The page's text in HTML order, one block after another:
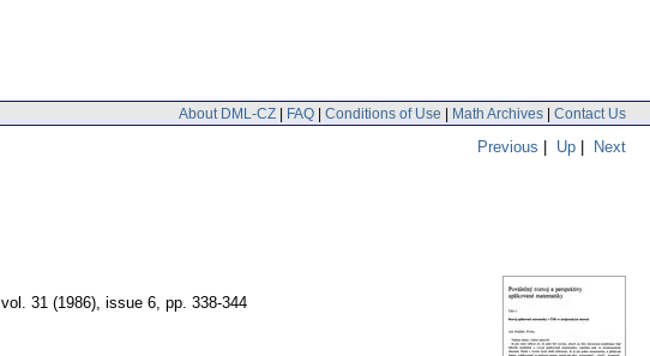
About DML-CZ | FAQ | Conditions of Use | Math Archives | Contact Us
Previous | Up | Next
vol. 31 (1986), issue 6, pp. 338-344